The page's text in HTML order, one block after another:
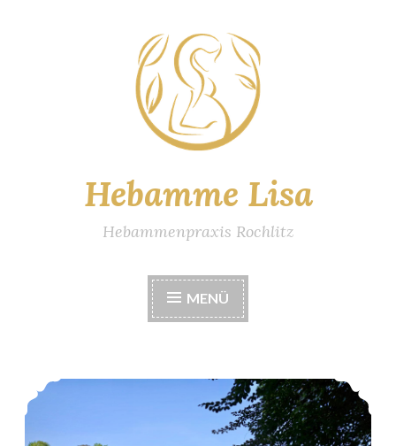
Hebamme Lisa
Hebammenpraxis Rochlitz
MENÜ
Fit im ersten Lebensjahr – Kinderwagensport